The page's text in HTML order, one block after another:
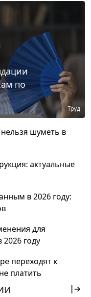
по
Труд
шуметь в
актуальные
в 2026 году:
для
году
переходят к
платить